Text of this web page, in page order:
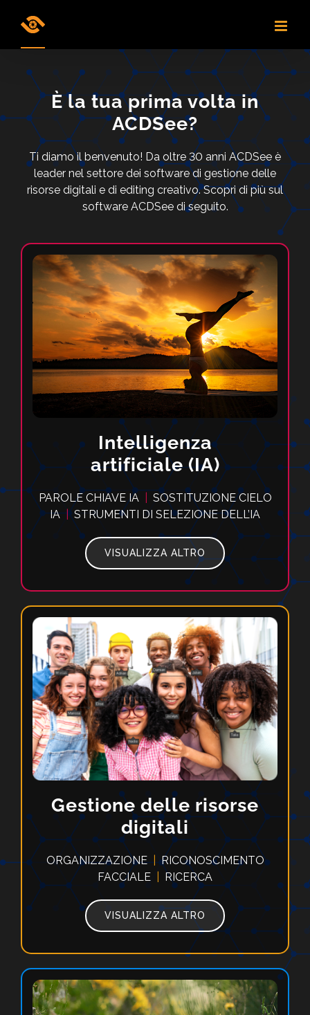
È la tua prima volta in
ACDSee?
Ti diamo il benvenuto! Da oltre 30 anni ACDSee è
leader nel settore dei software di gestione delle
risorse digitali e di editing creativo. Scopri di più sul
software ACDSee di seguito.
Intelligenza
artificiale (IA)
PAROLE CHIAVE IA
SOSTITUZIONE CIELO
IA|STRUMENTI DI SELEZIONE DELL’IA
VISUALIZZA ALTRO
Gestione delle risorse
digitali
ORGANIZZAZIONE|RICONOSCIMENTO
FACCIALE
RICERCA
VISUALIZZA ALTRO